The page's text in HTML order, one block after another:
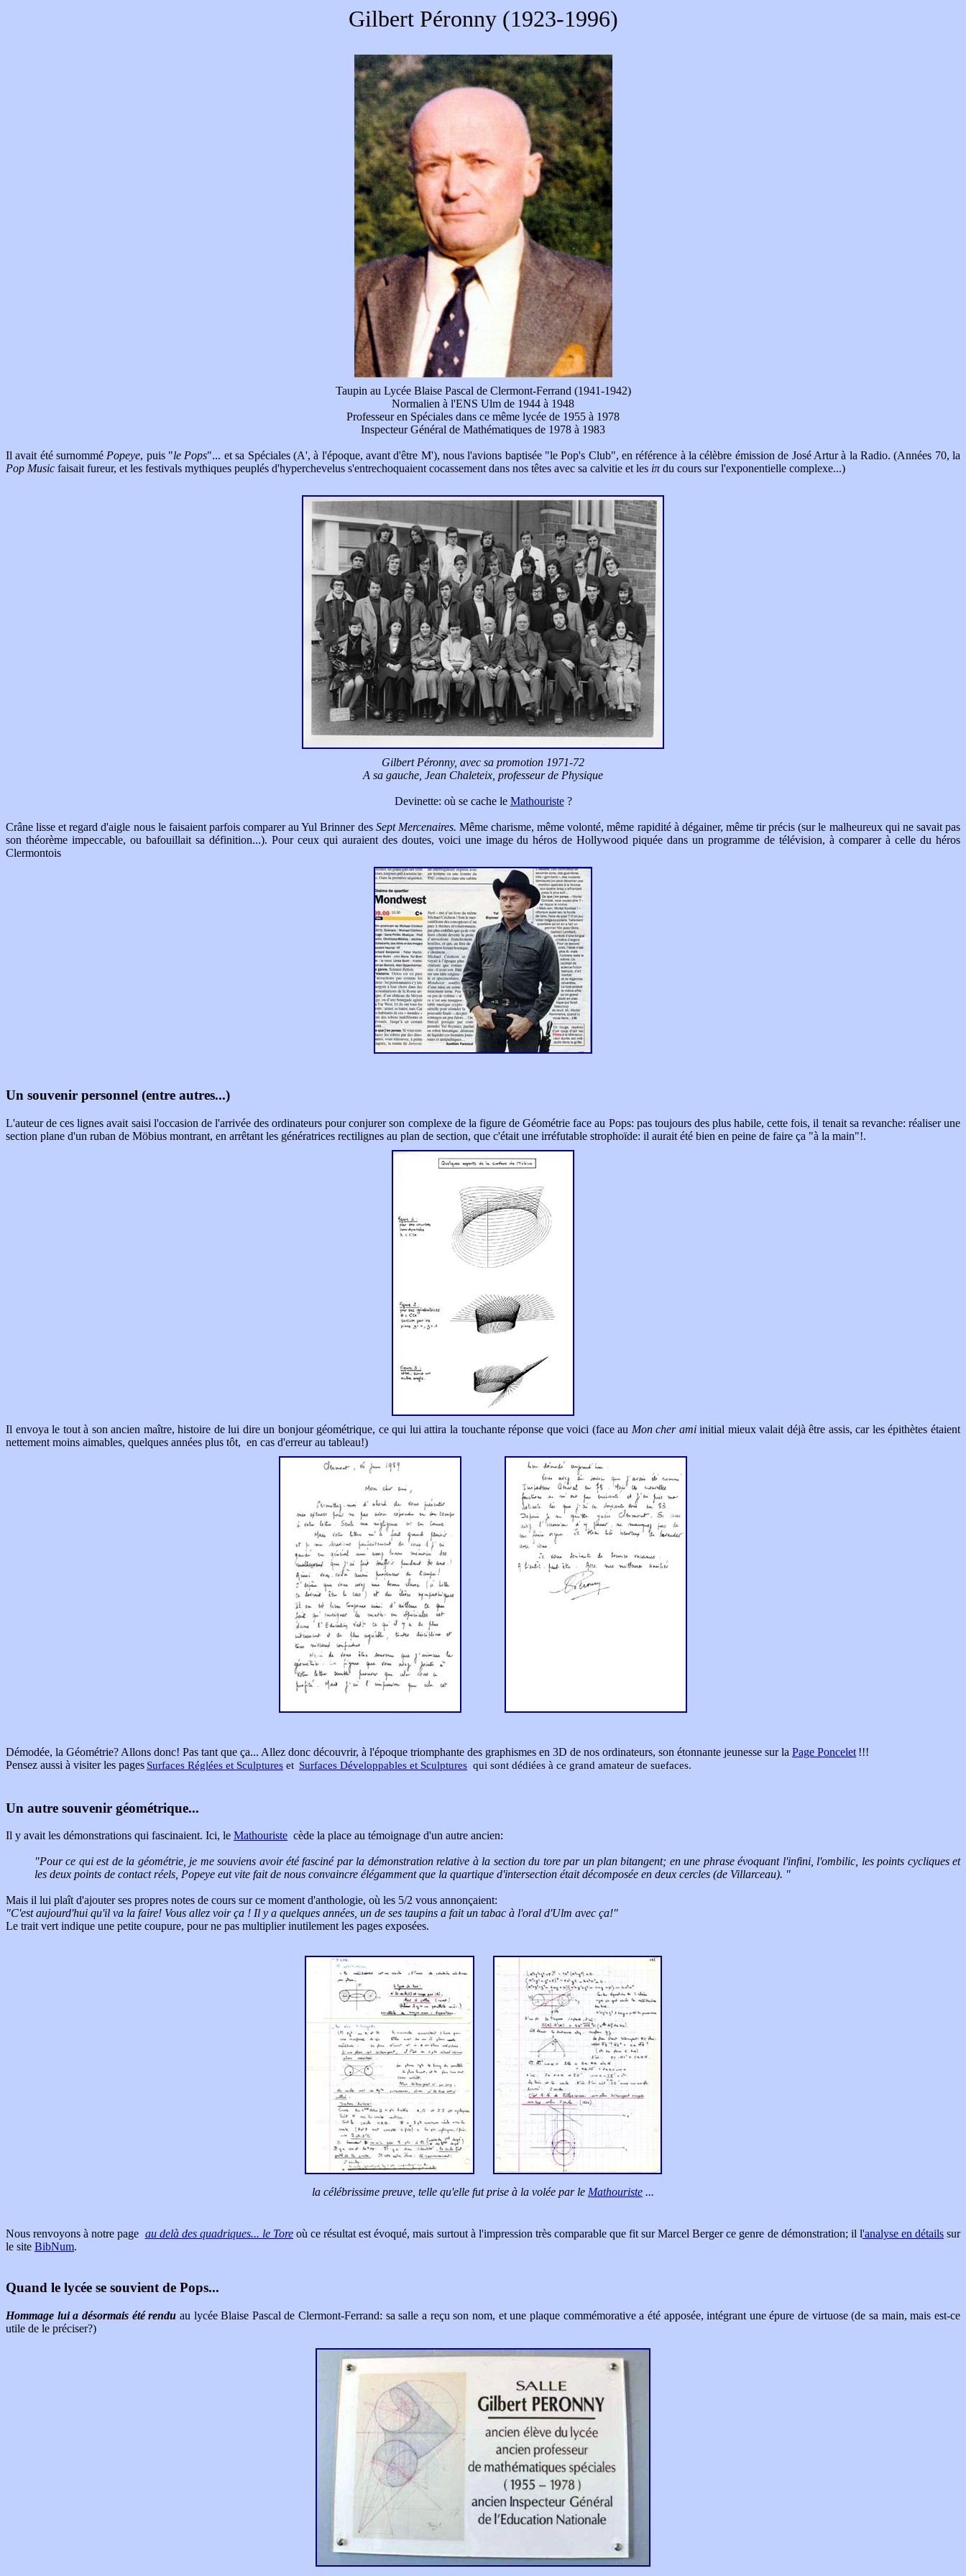
Gilbert Péronny (1923-1996)
Taupin au Lycée Blaise Pascal de Clermont-Ferrand (1941-1942)
Normalien à l'ENS Ulm de 1944 à 1948
Professeur en Spéciales dans ce même lycée de 1955 à 1978
Inspecteur Général de Mathématiques de 1978 à 1983
Il avait été surnomméPopeye, puis "le Pops"... et sa Spéciales (A', à l'époque, avant d'être M'), nous l'avions baptisée "le Pop's Club", en référence à la célèbre émission de José Artur à la Radio. (Années 70, la
Pop Music faisait fureur, et les festivals mythiques peuplés d'hyperchevelus s'entrechoquaient cocassement dans nos têtes avec sa calvitie et les iπdu cours sur l'exponentielle complexe...)
Gilbert Péronny, avec sa promotion 1971-72
A sa gauche, Jean Chaleteix, professeur de Physique
Devinette: où se cache le Mathouriste?
Crâne lisse et regard d'aigle nous le faisaient parfois comparer au Yul Brinner des Sept Mercenaires. Même charisme, même volonté, même rapidité à dégainer, même tir précis (sur le malheureux qui ne savait pas
son théorème impeccable, ou bafouillait sa définition...). Pour ceux qui auraient des doutes, voici une image du héros de Hollywood piquée dans un programme de télévision, à comparer à celle du héros
Clermontois
Un souvenir personnel (entre autres...)
L'auteur de ces lignes avait saisi l'occasion de l'arrivée des ordinateurs pour conjurer son complexe de la figure de Géométrie face au Pops: pas toujours des plus habile, cette fois, il tenait sa revanche: réaliser une
section plane d'un ruban de Möbius montrant, en arrêtant les génératrices rectilignes au plan de section, que c'était une irréfutable strophoïde: il aurait été bien en peine de faire ça "à la main"!.
Il envoya le tout à son ancien maître, histoire de lui dire un bonjour géométrique, ce qui lui attira la touchante réponse que voici (face au Mon cher amiinitial mieux valait déjà être assis, car les épithètes étaient
nettement moins aimables, quelques années plus tôt, en cas d'erreur au tableau!)
Démodée, la Géométrie? Allons donc! Pas tant que ça... Allez donc découvrir, à l'époque triomphante des graphismes en 3D de nos ordinateurs, son étonnante jeunesse sur la Page Poncelet !!!
Pensez aussi à visiter les pages Surfaces Réglées et Sculptures et Surfaces Développables et Sculptures qui sont dédiées à ce grand amateur de suefaces.
Un autre souvenir géométrique...
Il y avait les démonstrations qui fascinaient. Ici, le Mathouriste cède la place au témoignage d'un autre ancien:
"Pour ce qui est de la géométrie, je me souviens avoir été fasciné par la démonstration relative à la section du tore par un plan bitangent; en une phrase évoquant l'infini, l'ombilic, les points cycliques et
les deux points de contact réels, Popeye eut vite fait de nous convaincre élégamment que la quartique d'intersection était décomposée en deux cercles (de Villarceau). "
Mais il lui plaît d'ajouter ses propres notes de cours sur ce moment d'anthologie, où les 5/2 vous annonçaient:
"C'est aujourd'hui qu'il va la faire! Vous allez voir ça ! Il y a quelques années, un de ses taupins a fait un tabac à l'oral d'Ulm avec ça!"
Le trait vert indique une petite coupure, pour ne pas multiplier inutilement les pages exposées.
la célébrissime preuve, telle qu'elle futprise à la volée par le Mathouriste ...
Nous renvoyons à notre page au delà des quadriques... le Tore où ce résultat est évoqué, mais surtout à l'impression très comparable que fit sur Marcel Berger ce genre de démonstration; il l'analyse en détailssur
le site BibNum.
Quand le lycée se souvient de Pops...
Hommage lui a désormais été rendu au lycée Blaise Pascal de Clermont-Ferrand: sa salle a reçu son nom, et une plaque commémorative a été apposée, intégrant une épure de virtuose (de sa main, mais est-ce
utile de le préciser?)